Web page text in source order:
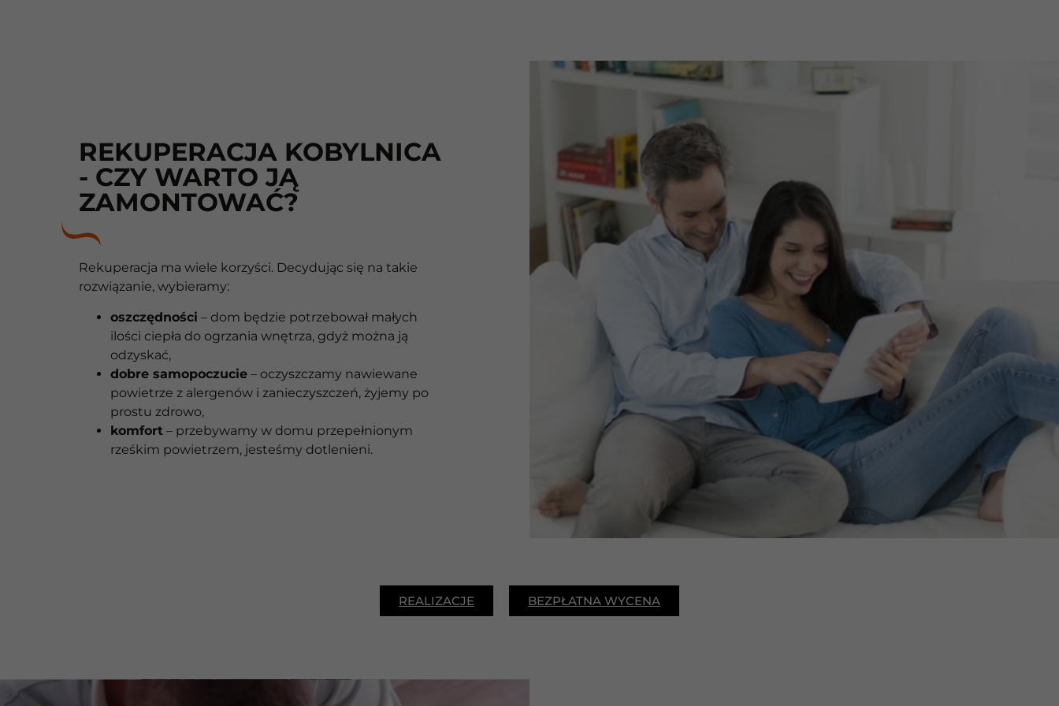
REKUPERACJA KOBYLNICA
- CZY WARTO JĄ
ZAMONTOWAĆ?
Rekuperacja ma wiele korzyści. Decydując się na takie
rozwiązanie, wybieramy:
oszczędności – dom będzie potrzebował małych
ilości ciepła do ogrzania wnętrza, gdyż można ją
odzyskać,
dobre samopoczucie – oczyszczamy nawiewane
powietrze z alergenów i zanieczyszczeń, żyjemy po
prostu zdrowo,
komfort – przebywamy w domu przepełnionym
rześkim powietrzem, jesteśmy dotlenieni.
REALIZACJE BEZPŁATNA WYCENA